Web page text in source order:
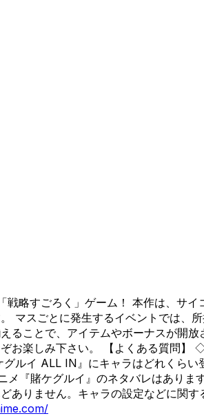
戦略すごろく」ゲーム！ 本作は、サ
マスごとに発生するイベントでは、
ることで、アイテムやボーナスが開
お楽しみ下さい。 【よくある質問
ルイ ALL IN』にキャラはどれくら
『賭ケグルイ』のネタバレはありま
ありません。キャラの設定などに関